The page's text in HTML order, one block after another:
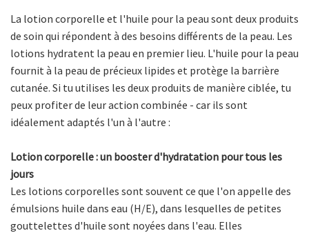
La lotion corporelle et l'huile pour la peau sont deux produits
de soin qui répondent à des besoins différents de la peau. Les
lotions hydratent la peau en premier lieu. L'huile pour la peau
fournit à la peau de précieux lipides et protège la barrière
cutanée. Si tu utilises les deux produits de manière ciblée, tu
peux profiter de leur action combinée - car ils sont
idéalement adaptés l'un à l'autre :
Lotion corporelle : un booster d'hydratation pour tous les
jours
Les lotions corporelles sont souvent ce que l'on appelle des
émulsions huile dans eau (H/E), dans lesquelles de petites
gouttelettes d'huile sont noyées dans l'eau. Elles